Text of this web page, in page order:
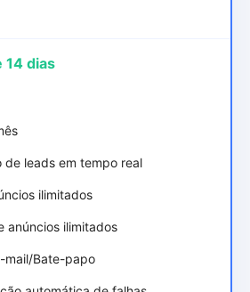
14 dias
de leads em tempo real
ilimitados
anúncios ilimitados
mail/Bate-papo